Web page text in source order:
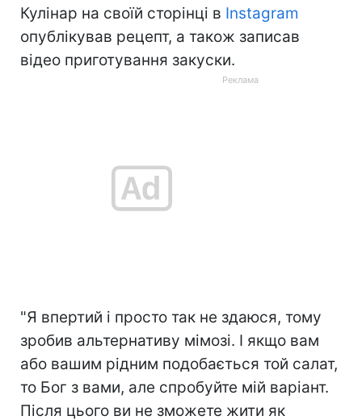
Кулінар на своїй сторінці в Instagram
опублікував рецепт, а також записав
відео приготування закуски.
"Я впертий і просто так не здаюся, тому
зробив альтернативу мімозі. І якщо вам
або вашим рідним подобається той салат,
то Бог з вами, але спробуйте мій варіант.
Після цього ви не зможете жити як